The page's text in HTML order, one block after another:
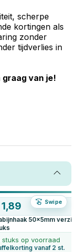
scherpe
kortingen als
zonder
tijdverlies in
van je!
Swipe
1,89
50x5mm
stuks op voorraad
vanaf 2 st.